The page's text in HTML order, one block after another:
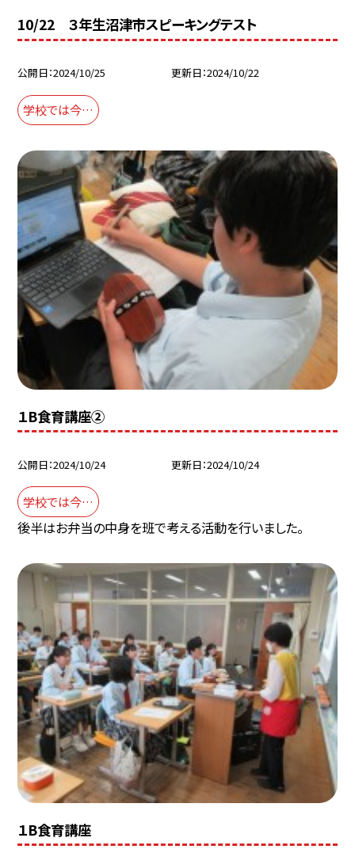
10/22 ３年生沼津市スピーキングテスト
公開日 2024/10/25 更新日 2024/10/22
学校では今…
１B食育講座②
公開日 2024/10/24 更新日 2024/10/24
学校では今…
後半はお弁当の中身を班で考える活動を行いました。
１B食育講座